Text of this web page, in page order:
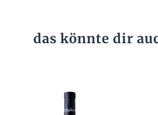
das könnte dir